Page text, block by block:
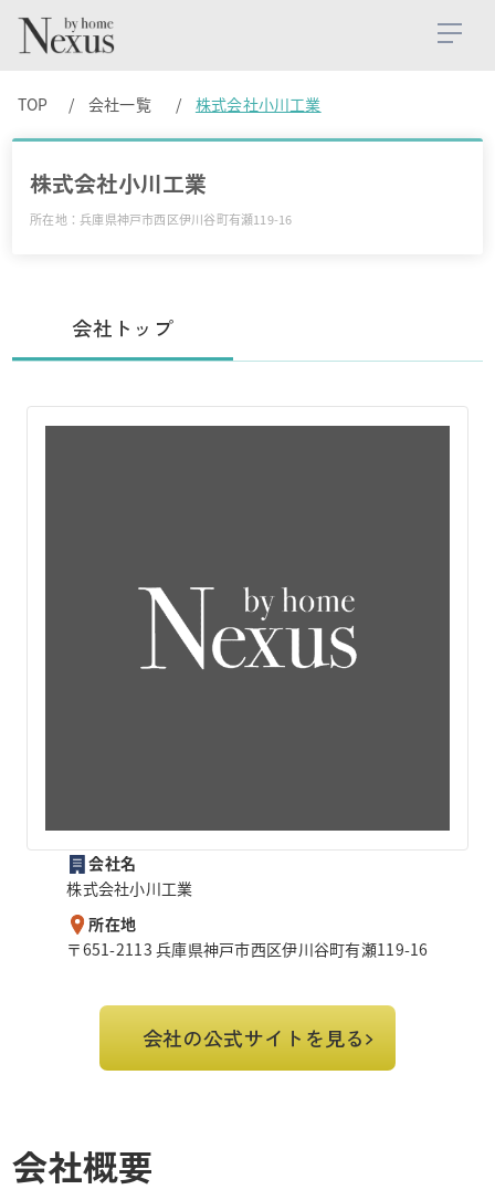
TOP 会社一覧 株式会社小川工業
株式会社小川工業
所在地：兵庫県神戸市西区伊川谷町有瀬119-16
会社トップ
会社名
株式会社小川工業
所在地
〒651-2113 兵庫県神戸市西区伊川谷町有瀬119-16
会社の公式サイトを見る
会社概要